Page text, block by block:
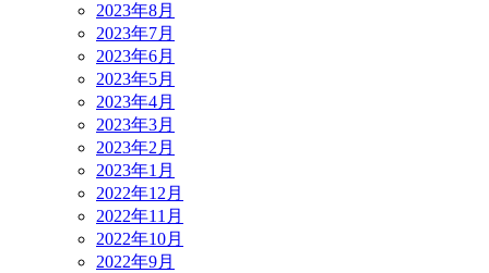
2023年8月
2023年7月
2023年6月
2023年5月
2023年4月
2023年3月
2023年2月
2023年1月
2022年12月
2022年11月
2022年10月
2022年9月